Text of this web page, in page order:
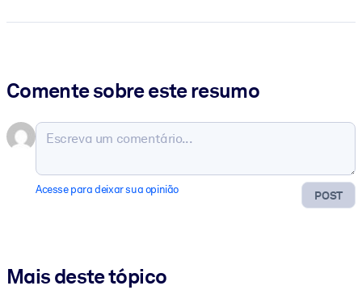
Comente sobre este resumo
POST
Acesse para deixar sua opinião
Mais deste tópico